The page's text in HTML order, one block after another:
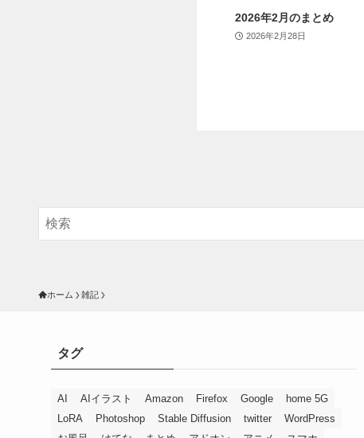
2026年2月のまとめ
2026年2月28日
ホーム 雑記
タグ
AI AIイラスト Amazon Firefox Google
home 5G
LoRA
Photoshop Stable Diffusion twitter
WordPress